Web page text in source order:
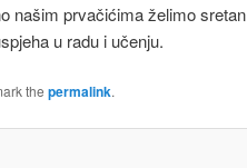
našim prvačićima želimo sretan
u radu i učenju.
the permalink.